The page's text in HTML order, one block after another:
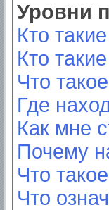
Уровни
Кто
Кто
Что
Где
Как мне
Почему
Что
Что